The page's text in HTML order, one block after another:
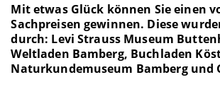
Mit etwas Glück können Sie einen
Sachpreisen gewinnen. Diese
durch: Levi Strauss Museum
Weltladen Bamberg, Buchladen
Naturkundemuseum Bamberg und